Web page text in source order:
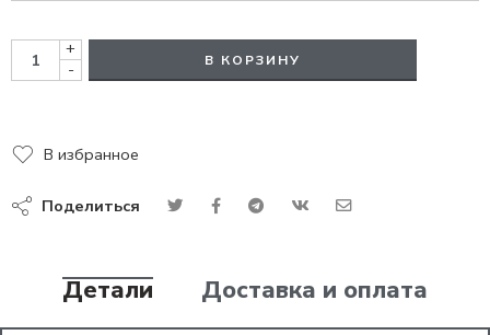
+
-
В КОРЗИНУ
В избранное
Поделиться
Детали Доставка и оплата